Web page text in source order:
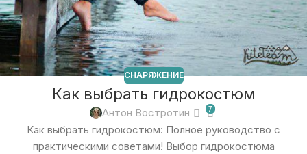
СНАРЯЖЕНИЕ
Как выбрать гидрокостюм
Антон Востротин 7
Как выбрать гидрокостюм: Полное руководство с
практическими советами! Выбор гидрокостюма